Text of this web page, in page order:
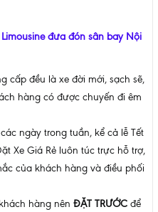
đưa đón sân bay Nội
cấp đều là xe đời mới, sạch sẽ,
hàng có được chuyến đi êm
ngày trong tuần, kể cả lễ Tết
Xe Giá Rẻ luôn túc trực hỗ trợ,
của khách hàng và điều phối
hàng nên ĐẶT TRƯỚC để